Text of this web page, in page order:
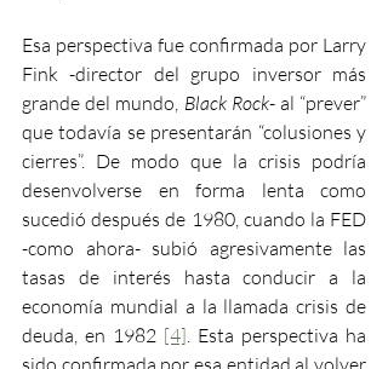
Esa perspectiva fue confirmada por Larry
Fink -director del grupo inversor más
grande del mundo, Black Rock- al “prever”
que todavía se presentarán “colusiones y
cierres”. De modo que la crisis podría
desenvolverse en forma lenta como
sucedió después de 1980, cuando la FED
-como ahora- subió agresivamente las
tasas de interés hasta conducir a la
economía mundial a la llamada crisis de
deuda, en 1982 [4]. Esta perspectiva ha
sido confirmada por esa entidad al volver